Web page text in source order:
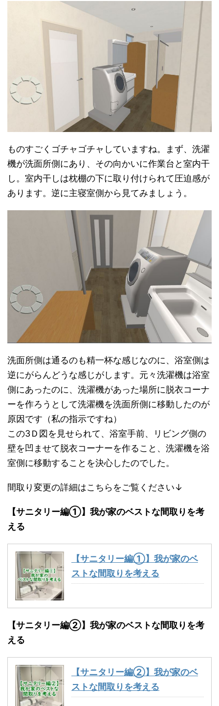
ものすごくゴチャゴチャしていますね。まず、洗濯
機が洗面所側にあり、その向かいに作業台と室内干
し。室内干しは枕棚の下に取り付けられて圧迫感が
あります。逆に主寝室側から見てみましょう。
洗面所側は通るのも精一杯な感じなのに、浴室側は
逆にがらんどうな感じがします。元々洗濯機は浴室
側にあったのに、洗濯機があった場所に脱衣コーナ
ーを作ろうとして洗濯機を洗面所側に移動したのが
原因です（私の指示ですね）
この3Ｄ図を見せられて、浴室手前、リビング側の
壁を凹ませて脱衣コーナーを作ること、洗濯機を浴
室側に移動することを決心したのでした。
間取り変更の詳細はこちらをご覧ください↓
【サニタリー編①】我が家のベストな間取りを考
える
【サニタリー編①】我が家のベ
ストな間取りを考える
【サニタリー編②】我が家のベストな間取りを考
える
【サニタリー編②】我が家のベ
ストな間取りを考える